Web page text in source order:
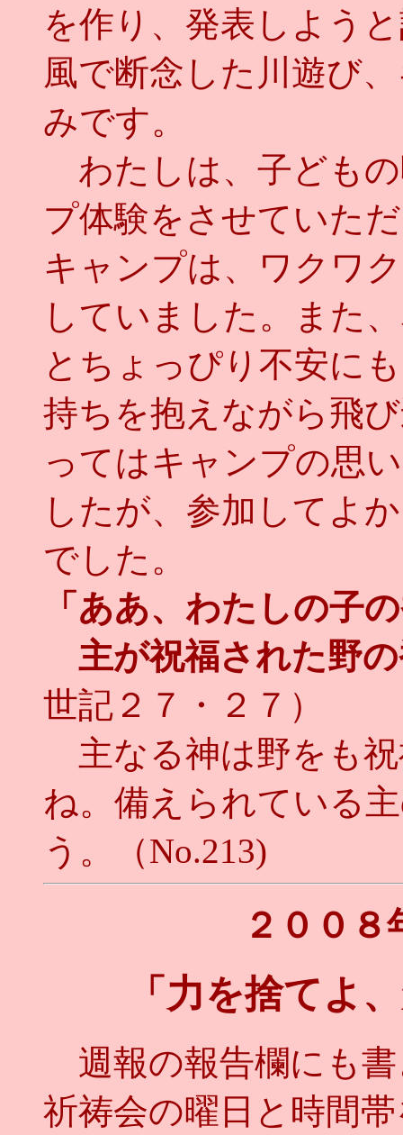
を作り、発表しよう
風で断念した川遊び
みです。
わたしは、子ども
プ体験をさせていた
キャンプは、ワクワ
していました。また
とちょっぴり不安に
持ちを抱えながら飛
ってはキャンプの思
したが、参加してよ
でした。
「ああ、わたしの子
主が祝福された野の
世記２７・２７）
主なる神は野をも
ね。備えられている
う。（No.213)
２００
「力を捨てよ
週報の報告欄にも
祈祷会の曜日と時間